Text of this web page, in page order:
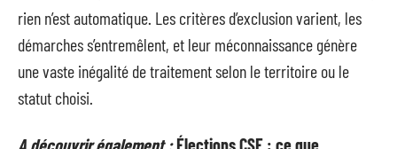
rien n’est automatique. Les critères d’exclusion varient, les
démarches s’entremêlent, et leur méconnaissance génère
une vaste inégalité de traitement selon le territoire ou le
statut choisi.
A découvrir également :Élections CSE : ce que